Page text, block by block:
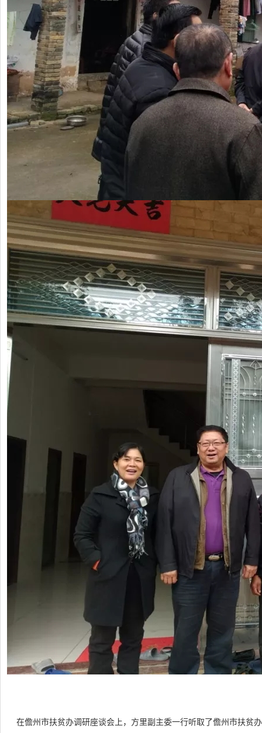
在儋州市扶贫办调研座谈会上，方里副主委一行听取了儋州市扶贫